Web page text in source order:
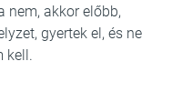
nem, akkor előbb,
gyertek el, és ne
kell.